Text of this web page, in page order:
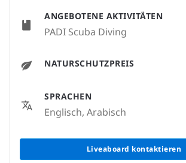
ANGEBOTENE AKTIVITÄTEN
PADI Scuba Diving
NATURSCHUTZPREIS
SPRACHEN
Englisch, Arabisch
Liveaboard kontaktieren